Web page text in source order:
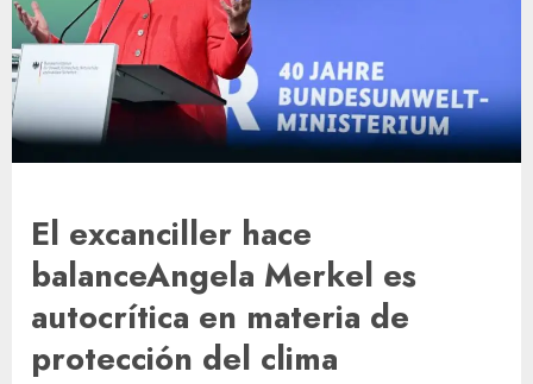
El excanciller hace
balanceAngela Merkel es
autocrítica en materia de
protección del clima